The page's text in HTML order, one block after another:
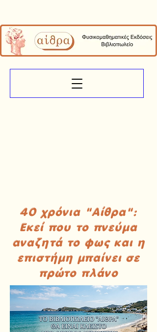
40 χρόνια "Αίθρα":
Εκεί που το πνεύμα
αναζητά το φως και η
επιστήμη μπαίνει σε
πρώτο πλάνο